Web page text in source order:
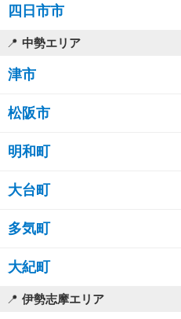
四日市市
中勢エリア
津市
松阪市
明和町
大台町
多気町
大紀町
伊勢志摩エリア